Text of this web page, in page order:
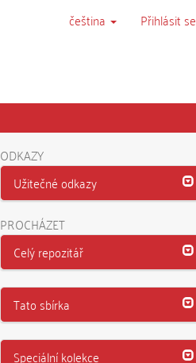
čeština Přihlásit se
ODKAZY
Užitečné odkazy
PROCHÁZET
Celý repozitář
Tato sbírka
Speciální kolekce